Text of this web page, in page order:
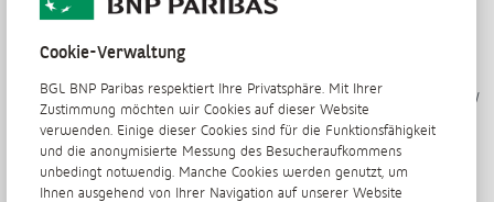
Risiken (wie im Anlegerpanorama beschrieben) sowie nach
Paribas empfiehlt Ihnen, bei Bedarf professionelle Berater,
Paribas Société Anonyme mit Sitz in der Avenue J.F. Kennedy
50, L-2951 Luxemburg, unterliegt als Kreditinstitut der
Regulierung und Aufsicht der Commission de Surveillance
du Secteur Financier (CSSF), 283, Route d’Arlon, L-1150
Luxemburg
Cookie-Verwaltung
BGL BNP Paribas respektiert Ihre Privatsphäre. Mit Ihrer
Zustimmung möchten wir Cookies auf dieser Website
verwenden. Einige dieser Cookies sind für die Funktionsfähigkeit
und die anonymisierte Messung des Besucheraufkommens
unbedingt notwendig. Manche Cookies werden genutzt, um
Ihnen ausgehend von Ihrer Navigation auf unserer Website